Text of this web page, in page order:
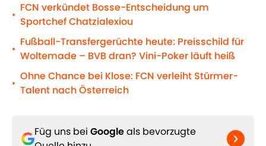
•
FCN verkündet Bosse-Entscheidung um
Sportchef Chatzialexiou
•
Fußball-Transfergerüchte heute: Preisschild für
Woltemade – BVB dran? Vini-Poker läuft heiß
•
Ohne Chance bei Klose: FCN verleiht Stürmer-
Talent nach Österreich
Füg uns bei Googleals bevorzugte